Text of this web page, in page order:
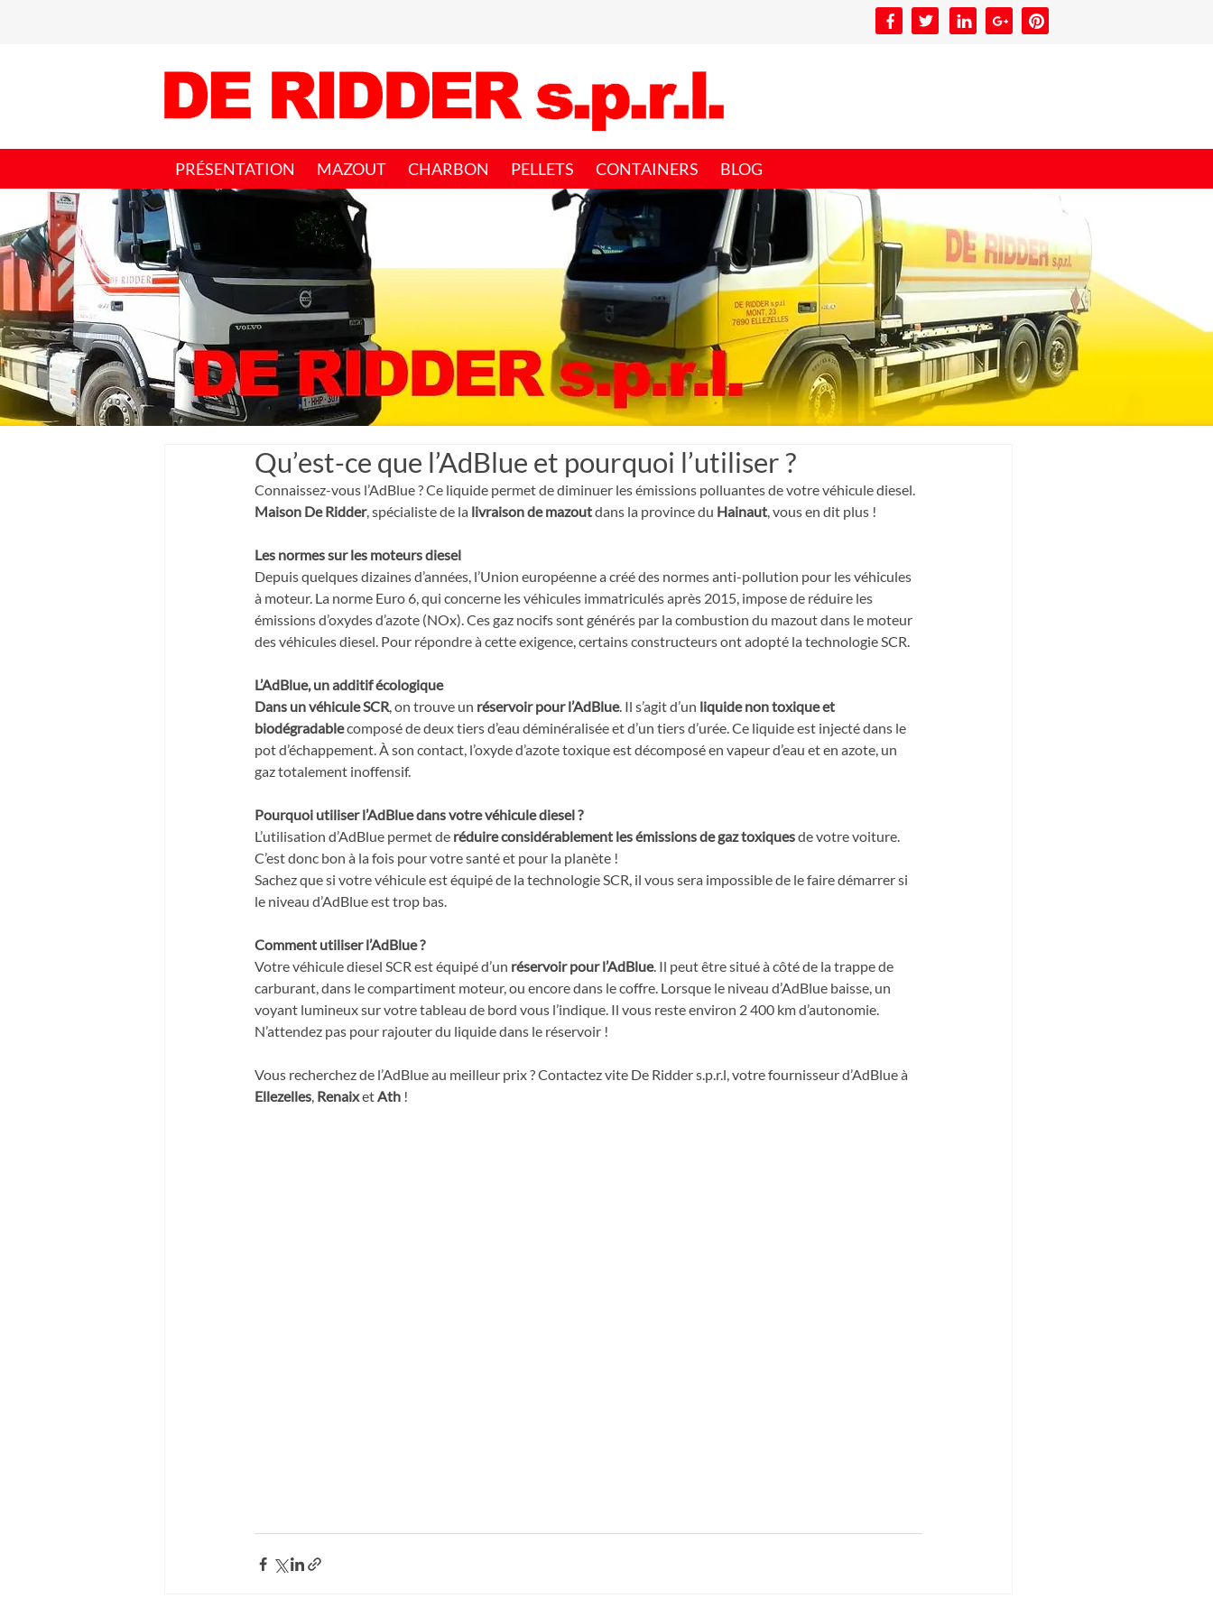
PRÉSENTATION MAZOUT CHARBON PELLETS CONTAINERS BLOG
Qu’est-ce que l’AdBlue et pourquoi l’utiliser ?
Connaissez-vous l’AdBlue ? Ce liquide permet de diminuer les émissions polluantes de votre véhicule diesel.
Maison De Ridder, spécialiste de la livraison de mazout dans la province du Hainaut, vous en dit plus !
Les normes sur les moteurs diesel
Depuis quelques dizaines d’années, l’Union européenne a créé des normes anti-pollution pour les véhicules
à moteur. La norme Euro 6, qui concerne les véhicules immatriculés après 2015, impose de réduire les
émissions d’oxydes d’azote (NOx). Ces gaz nocifs sont générés par la combustion du mazout dans le moteur
des véhicules diesel. Pour répondre à cette exigence, certains constructeurs ont adopté la technologie SCR.
L’AdBlue, un additif écologique
Dans un véhicule SCR, on trouve un réservoir pour l’AdBlue. Il s’agit d’un liquide non toxique et
biodégradable composé de deux tiers d’eau déminéralisée et d’un tiers d’urée. Ce liquide est injecté dans le
pot d’échappement. À son contact, l’oxyde d’azote toxique est décomposé en vapeur d’eau et en azote, un
gaz totalement inoffensif.
Pourquoi utiliser l’AdBlue dans votre véhicule diesel ?
L’utilisation d’AdBlue permet de réduire considérablement les émissions de gaz toxiques de votre voiture.
C’est donc bon à la fois pour votre santé et pour la planète !
Sachez que si votre véhicule est équipé de la technologie SCR, il vous sera impossible de le faire démarrer si
le niveau d’AdBlue est trop bas.
Comment utiliser l’AdBlue ?
Votre véhicule diesel SCR est équipé d’un réservoir pour l’AdBlue. Il peut être situé à côté de la trappe de
carburant, dans le compartiment moteur, ou encore dans le coffre. Lorsque le niveau d’AdBlue baisse, un
voyant lumineux sur votre tableau de bord vous l’indique. Il vous reste environ 2 400 km d’autonomie.
N’attendez pas pour rajouter du liquide dans le réservoir !
Vous recherchez de l’AdBlue au meilleur prix ? Contactez vite De Ridder s.p.r.l, votre fournisseur d’AdBlue à
Ellezelles, Renaix et Ath !